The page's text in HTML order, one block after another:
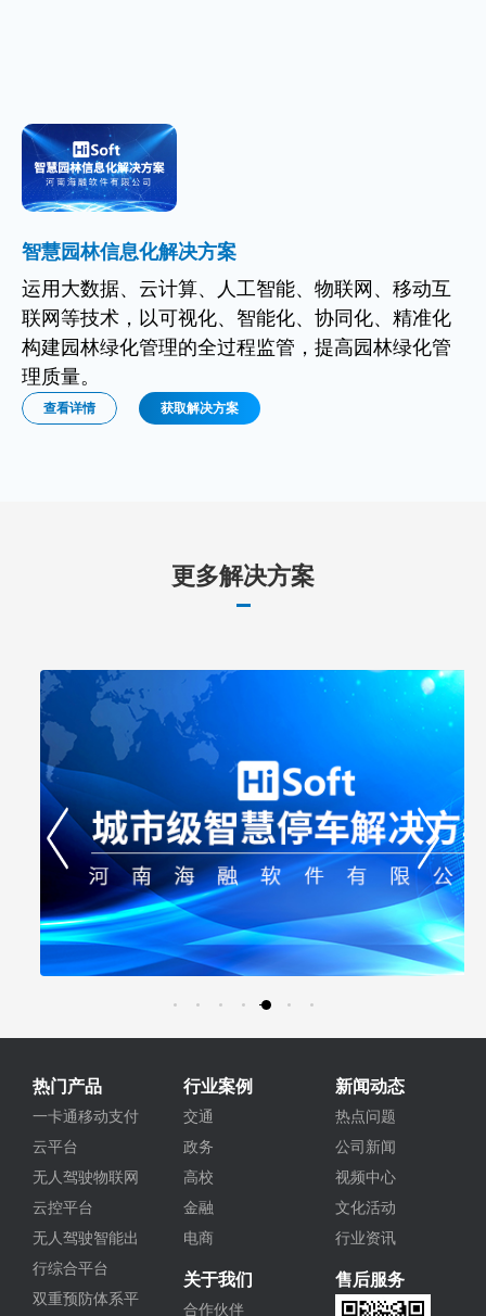
智慧园林信息化解决方案
运用大数据、云计算、人工智能、物联网、移动互
联网等技术，以可视化、智能化、协同化、精准化
构建园林绿化管理的全过程监管，提高园林绿化管
理质量。
查看详情 获取解决方案
更多解决方案
热门产品
一卡通移动支付
云平台
无人驾驶物联网
云控平台
无人驾驶智能出
行综合平台
双重预防体系平
行业案例
交通
政务
高校
金融
电商
新闻动态
热点问题
公司新闻
视频中心
文化活动
行业资讯
关于我们
合作伙伴
售后服务